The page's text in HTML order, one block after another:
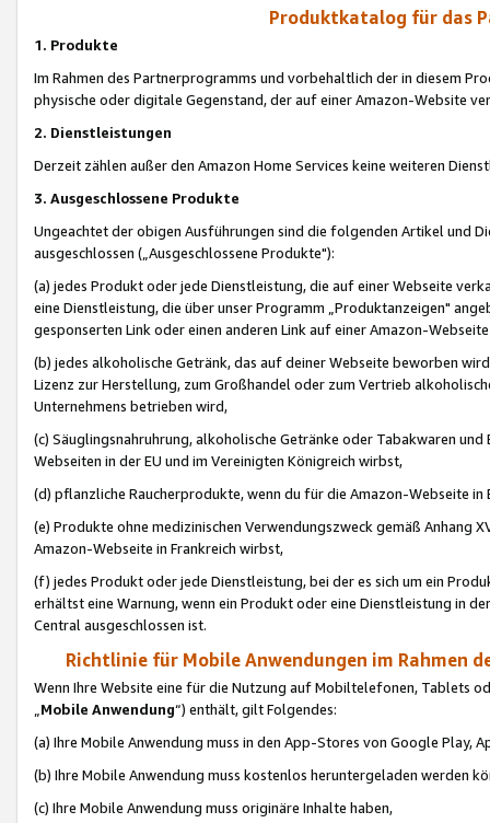
Produktkatalog für das
1. Produkte
Im Rahmen des Partnerprogramms und vorbehaltlich der in diesem
physische oder digitale Gegenstand, der auf einer Amazon-Website
2. Dienstleistungen
Derzeit zählen außer den Amazon Home Services keine weiteren
3. Ausgeschlossene Produkte
Ungeachtet der obigen Ausführungen sind die folgenden Artikel und
ausgeschlossen („Ausgeschlossene Produkte"):
(a) jedes Produkt oder jede Dienstleistung, die auf einer Webseite
eine Dienstleistung, die über unser Programm „Produktanzeigen"
gesponserten Link oder einen anderen Link auf einer Amazon-
(b) jedes alkoholische Getränk, das auf deiner Webseite beworben
Lizenz zur Herstellung, zum Großhandel oder zum Vertrieb
Unternehmens betrieben wird,
(c) Säuglingsnahruhrung, alkoholische Getränke oder Tabakwaren
Webseiten in der EU und im Vereinigten Königreich wirbst,
(d) pflanzliche Raucherprodukte, wenn du für die Amazon-Webseite in
(e) Produkte ohne medizinischen Verwendungszweck gemäß Anhang
Amazon-Webseite in Frankreich wirbst,
(f) jedes Produkt oder jede Dienstleistung, bei der es sich um ein
erhältst eine Warnung, wenn ein Produkt oder eine Dienstleistung in
Central ausgeschlossen ist.
Richtlinie für Mobile Anwendungen im Rahmen
Wenn Ihre Website eine für die Nutzung auf Mobiltelefonen, Tablets
„Mobile Anwendung“) enthält, gilt Folgendes:
(a) Ihre Mobile Anwendung muss in den App-Stores von Google Play,
(b) Ihre Mobile Anwendung muss kostenlos heruntergeladen werden
(c) Ihre Mobile Anwendung muss originäre Inhalte haben,